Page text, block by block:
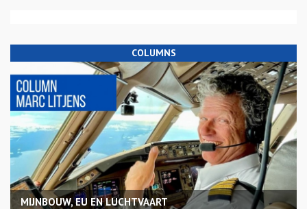
COLUMNS
MIJNBOUW, EU EN LUCHTVAART